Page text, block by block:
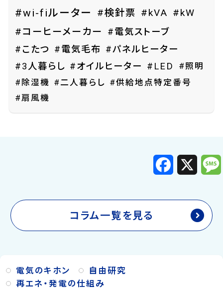
#wi-fiルーター
#検針票 #kVA #kW
#コーヒーメーカー
#電気ストーブ
#こたつ
#電気毛布 #パネルヒーター
#3人暮らし #オイルヒーター #LED
#照明
#除湿機 #二人暮らし #供給地点特定番号
#扇風機
F
c
o
X
コラム一覧を見る
電気のキホン
自由研究
再エネ・発電の仕組み